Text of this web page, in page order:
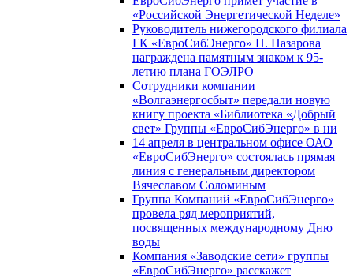
«Российской Энергетической Неделе»
Руководитель нижегородского филиала
ГК «ЕвроСибЭнерго» Н. Назарова
награждена памятным знаком к 95-
летию плана ГОЭЛРО
Сотрудники компании
«Волгаэнергосбыт» передали новую
книгу проекта «Библиотека «Добрый
свет» Группы «ЕвроСибЭнерго» в ни
14 апреля в центральном офисе ОАО
«ЕвроСибЭнерго» состоялась прямая
линия с генеральным директором
Вячеславом Соломиным
Группа Компаний «ЕвроСибЭнерго»
провела ряд мероприятий,
посвященных международному Дню
воды
Компания «Заводские сети» группы
«ЕвроСибЭнерго» расскажет